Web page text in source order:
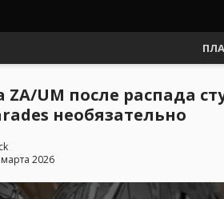
UM после распада
необязательно
2026